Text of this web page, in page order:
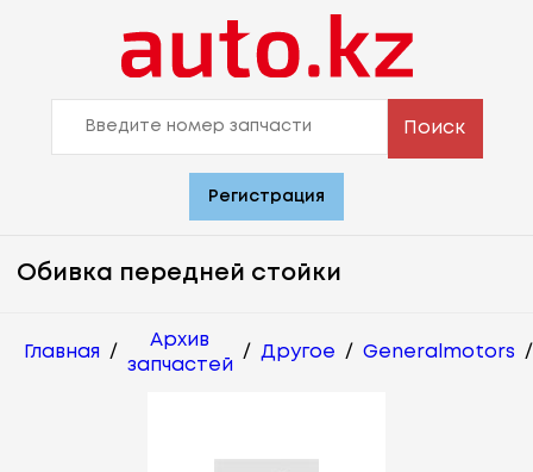
Поиск
Регистрация
Обивка передней стойки
Главная /
Архив
запчастей
/ Другое / Generalmotors /